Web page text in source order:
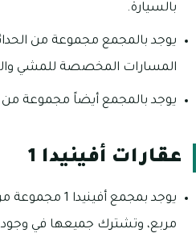
بالسيارة.
يوجد بالمجمع مجموعة من
المسارات المخصصة للمشي
يوجد بالمجمع أيضاً مجموعة
عقارات أفينيدا 1
مربع، وتشترك جميعها في وجود